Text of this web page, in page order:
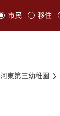
替が発生します
市民 移住
河東第三幼稚園